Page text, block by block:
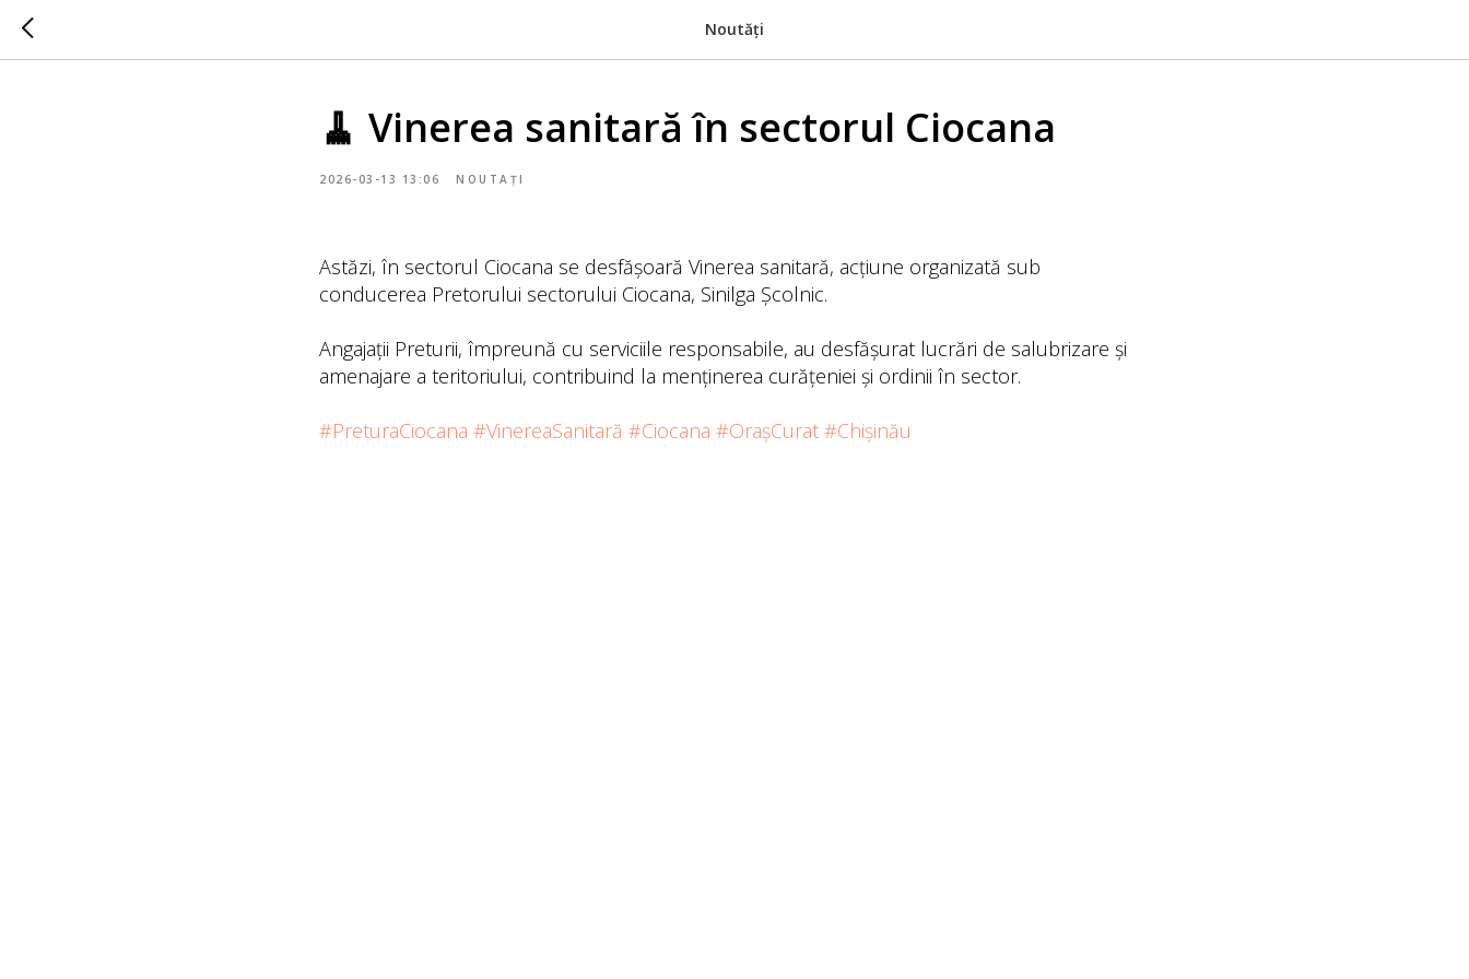
Noutăți
🧹 Vinerea sanitară în sectorul Ciocana
2026-03-13 13:06 NOUTAȚI
Astăzi, în sectorul Ciocana se desfășoară Vinerea sanitară, acțiune organizată sub
conducerea Pretorului sectorului Ciocana, Sinilga Școlnic.
Angajații Preturii, împreună cu serviciile responsabile, au desfășurat lucrări de salubrizare și
amenajare a teritoriului, contribuind la menținerea curățeniei și ordinii în sector.
#PreturaCiocana #VinereaSanitară #Ciocana #OrașCurat #Chișinău